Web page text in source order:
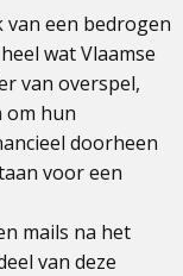
van een bedrogen
wat Vlaamse
van overspel,
om hun
doorheen
voor een
mails na het
van deze